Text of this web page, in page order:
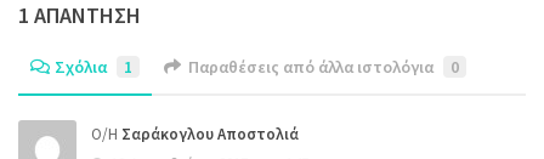
1 ΑΠΆΝΤΗΣΗ
Σχόλια 1 Παραθέσεις από άλλα ιστολόγια 0
Ο/Η Σαράκογλου Αποστολιά